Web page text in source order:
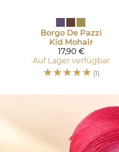
Borgo De Pazzi
Kid Mohair
17,90 €
Auf Lager verfügbar
☆☆☆☆☆ (1)